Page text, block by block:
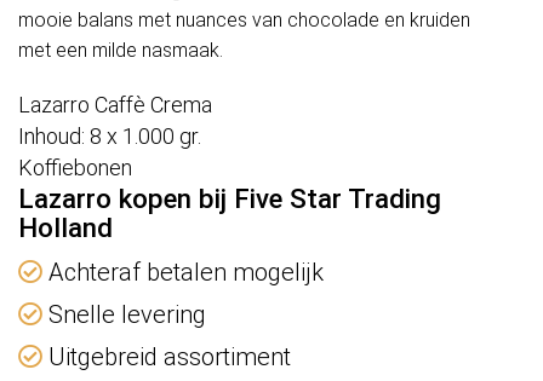
mooie balans met nuances van chocolade en kruiden
met een milde nasmaak.
Lazarro Caffè Crema
Inhoud: 8 x 1.000 gr.
Koffiebonen
Lazarro kopen bij Five Star Trading
Holland
Achteraf betalen mogelijk
Snelle levering
Uitgebreid assortiment